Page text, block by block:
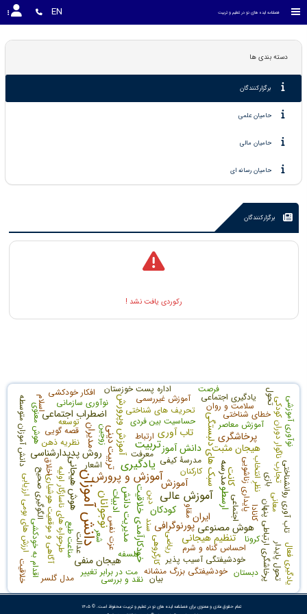
فصلنامه ایده های نو در تعلیم و تربیت EN
دسته بندی ها
برگزارکنندگان
حامیان علمی
حامیان مالی
حامیان رسانه ای
برگزارکنندگان
رکوردی یافت نشد !
دانش آموزان
یادگیری
نوجوانان آموزش عالی
آموزش و پرورش
تربیت سبک های دلبستگیمدرسه
تربیت دینی
مدیریت دانش
آموزش وپرورش
هوش مصنوعی
آموزش
ادبیات
کانت
روش پدیدارشناسی
ایران
ارسطو
تاب آوری
هوش هیجانی
مدیران
خودکارآمدی خلاقیت
هیجان مثبت
هیجان منفی
پرخاشگری
کودکان
تنظیم هیجانی
اضطراب اجتماعی
پورنوگرافی
دانش آموز
طرحواره های ناسازگار اولیه پرخاشگری ارتباطی پنهان احساس گناه و شرم
زوجین تجارب ناگوار دوران کودکی
خودشیفتگی آسیب پذیر
خودشیفتگی بزرگ منشانه
حساسیت بین فردی
تحریف های شناختی
تاب آوری روانشناختی پایداری زناشویی
هوش معنوی
آگاهی و موقعیت هوشیاری
دانش آموزان متوسطه
عزت نفس مناعت طبع کارگروهی
الگوگیری صحیح
آموزش غیررسمی نوآوری سازمانی
کارکنان
اداره پست خوزستان افکار خودکشی
اقدام به خودکشیارزش های بومی
تحول پایدار
مقاو
مت در برابر تغییر
نظریه ذهن
یادگیری اجتماعی
خطای شناختی
آموزش معاصر
نظرِ انتخاب مدرسۀ کیفی
مدل گلسر
نوآوری آموزشی
یادگیری فعال
اجتماعی
سلامت و روان
دبستان
ارزیابی بازی
قصه گویی
شعر ریاضی
اشعار
ارتباط
نقد و بررسی
دین
معرفت
خلاقیت
فرصت
معانی
بیان
اخلاق
فلسفه
سند
تحول
کانادا
کرونا
توسعه
عدالت
اسلام
تمام حقوق مادی و معنوی برای فصلنامه ایده های نو در تعلیم و تربیت محفوظ است. © ۱۴۰۵